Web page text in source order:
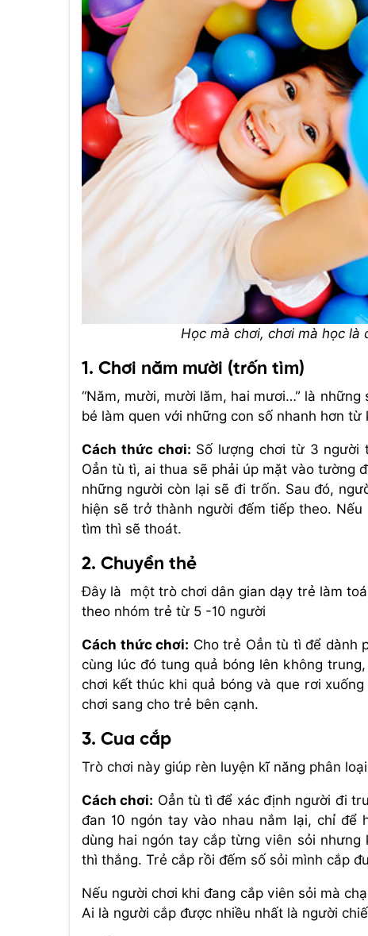
Học mà chơi, chơi mà học
1. Chơi năm mười (trốn tìm)
“Năm, mười, mười lăm, hai mươi…” là
bé làm quen với những con số nhanh hơn từ
Cách thức chơi: Số lượng chơi từ 3 người
Oẳn tù tì, ai thua sẽ phải úp mặt vào tường
những người còn lại sẽ đi trốn. Sau đó,
hiện sẽ trở thành người đếm tiếp theo.
tìm thì sẽ thoát.
2. Chuyền thẻ
Đây là một trò chơi dân gian dạy trẻ làm
theo nhóm trẻ từ 5 -10 người
Cách thức chơi: Cho trẻ Oẳn tù tì để dành
cùng lúc đó tung quả bóng lên không
chơi kết thúc khi quả bóng và que rơi
chơi sang cho trẻ bên cạnh.
3. Cua cắp
Trò chơi này giúp rèn luyện kĩ năng phân
Cách chơi: Oẳn tù tì để xác định người đi
đan 10 ngón tay vào nhau nắm lại, chỉ để
dùng hai ngón tay cắp từng viên sỏi
thì thắng. Trẻ cắp rồi đếm số sỏi mình cắp
Nếu người chơi khi đang cắp viên sỏi mà
Ai là người cắp được nhiều nhất là người